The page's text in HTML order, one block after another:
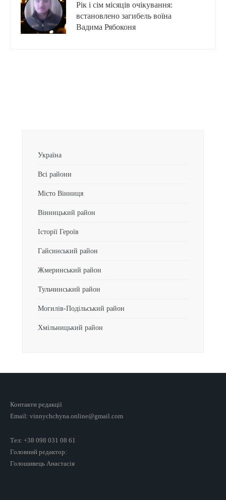
Рік і сім місяців очікування:
встановлено загибель воїна
Вадима Рябоконя
Україна
Всі райони
Місто Вінниця
Вінницький район
Історії Героїв
Гайсинський район
Жмеринський район
Тульчинський район
Могилів-Подільський район
Хмільницький район
Контакти редакції
Email: vinnychchyna.online@gmail.com
Тел: +38 098 031 08 61
Головний редактор:
Голошивець Анастасія